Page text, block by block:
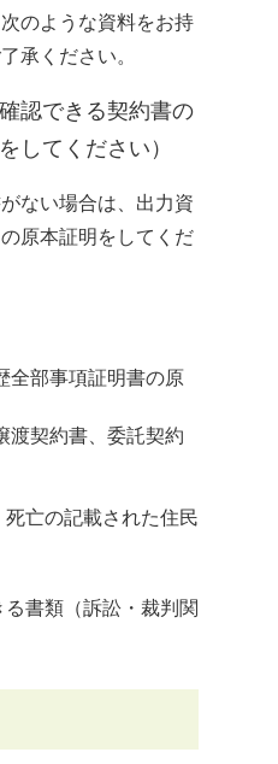
のような資料をお持
承ください。
認できる契約書の
してください）
ない場合は、出力資
原本証明をしてくだ
全部事項証明書の原
渡契約書、委託契約
亡の記載された住民
書類（訴訟・裁判関